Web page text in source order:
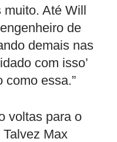
muito. Até Will
de
demais nas
com isso’
essa.”
voltas para o
Max